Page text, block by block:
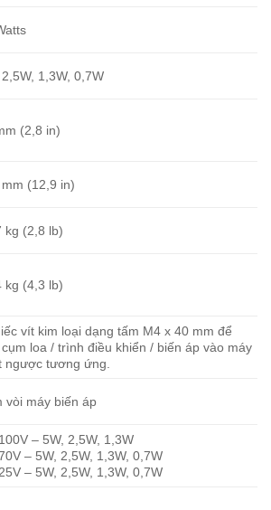
2,5W, 1,3W, 0,7W
(2,8 in)
(12,9 in)
kg (2,8 lb)
kg (4,3 lb)
vít kim loại dạng tấm M4 x 40 mm để
loa / trình điều khiển / biến áp vào máy
ngược tương ứng.
vòi máy biến áp
– 5W, 2,5W, 1,3W
– 5W, 2,5W, 1,3W, 0,7W
– 5W, 2,5W, 1,3W, 0,7W